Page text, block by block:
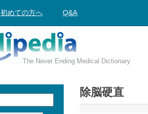
除脳硬直
初めての方へ Q&A
The Never Ending Medical Dictionary